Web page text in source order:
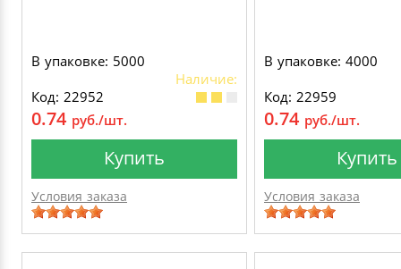
В упаковке: 5000
Наличие:
Код: 22952
0.74 руб./шт.
Купить
Условия заказа
В упаковке: 4000
Код: 22959
0.74 руб./шт.
Купить
Условия заказа